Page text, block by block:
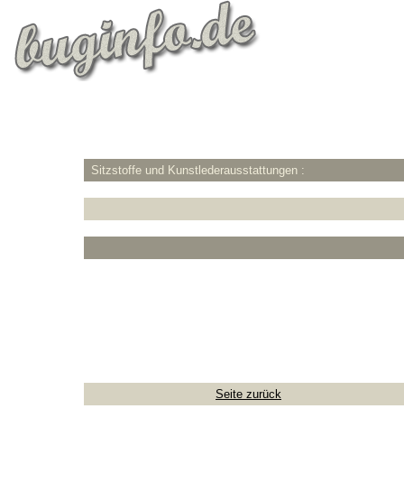
Sitzstoffe und Kunstlederausstattungen :
Seite zurück